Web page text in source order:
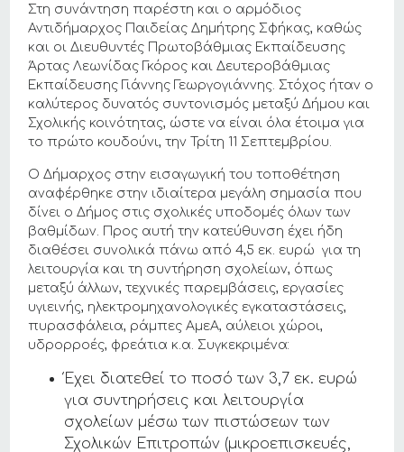
Στη συνάντηση παρέστη και ο αρμόδιος
Αντιδήμαρχος Παιδείας Δημήτρης Σφήκας, καθώς
και οι Διευθυντές Πρωτοβάθμιας Εκπαίδευσης
Άρτας Λεωνίδας Γκόρος και Δευτεροβάθμιας
Εκπαίδευσης Γιάννης Γεωργογιάννης. Στόχος ήταν ο
καλύτερος δυνατός συντονισμός μεταξύ Δήμου και
Σχολικής κοινότητας, ώστε να είναι όλα έτοιμα για
το πρώτο κουδούνι, την Τρίτη 11 Σεπτεμβρίου.
Ο Δήμαρχος στην εισαγωγική του τοποθέτηση
αναφέρθηκε στην ιδιαίτερα μεγάλη σημασία που
δίνει ο Δήμος στις σχολικές υποδομές όλων των
βαθμίδων. Προς αυτή την κατεύθυνση έχει ήδη
διαθέσει συνολικά πάνω από 4,5 εκ. ευρώ για τη
λειτουργία και τη συντήρηση σχολείων, όπως
μεταξύ άλλων, τεχνικές παρεμβάσεις, εργασίες
υγιεινής, ηλεκτρομηχανολογικές εγκαταστάσεις,
πυρασφάλεια, ράμπες ΑμεΑ, αύλειοι χώροι,
υδρορροές, φρεάτια κ.α. Συγκεκριμένα:
Έχει διατεθεί το ποσό των 3,7 εκ. ευρώ
για συντηρήσεις και λειτουργία
σχολείων μέσω των πιστώσεων των
Σχολικών Επιτροπών (μικροεπισκευές,